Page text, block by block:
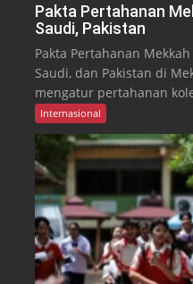
Pakta Pertahanan
Saudi, Pakistan
Pakta Pertahanan
Saudi, dan Pakistan di
mengatur pertahanan
Internasional